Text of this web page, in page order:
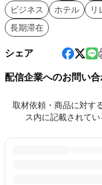
ビジネス
ホテル リ
長期滞在
シェア
配信企業へのお問い
取材依頼・商品に対す
ス内に記載されて